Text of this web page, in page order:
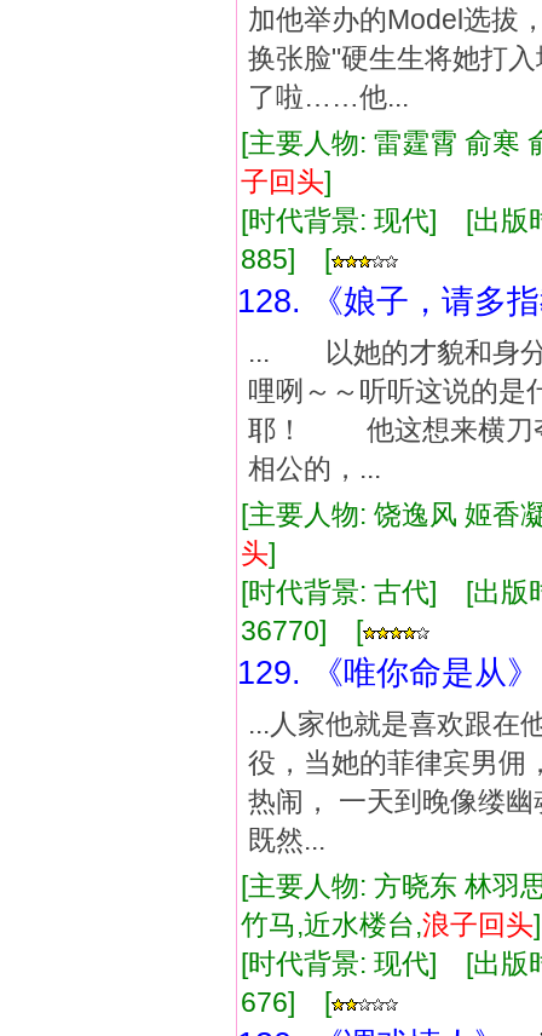
加他举办的Model选拔
换张脸"硬生生将她打
了啦……他...
[主要人物: 雷霆霄 俞
子回头]
[时代背景: 现代] [出
885] [
128. 《娘子，请多
... 以她的才貌和身
哩咧～～听听这说的
耶！ 他这想来横刀夺
相公的，...
[主要人物: 饶逸风 姬
头]
[时代背景: 古代] [出
36770] [
129. 《唯你命是从》
...人家他就是喜欢跟在
役，当她的菲律宾男佣
热闹， 一天到晚像缕
既然...
[主要人物: 方晓东 林
竹马,近水楼台,浪子回头
[时代背景: 现代] [出
676] [